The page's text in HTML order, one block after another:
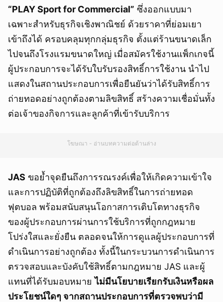
“PLAY Sport for Commercial” ซึ่งออกแบบมา
เฉพาะสำหรับธุรกิจเชิงพาณิชย์ ด้วยราคาที่ย่อมเยา
เข้าถึงได้ ครอบคลุมทุกกลุ่มธุรกิจ ตั้งแต่ร้านขนาดเล็ก
ไปจนถึงโรงแรมขนาดใหญ่ เมื่อสมัครใช้งานแพ็กเกจนี้
ผู้ประกอบการจะได้รับใบรับรองสิทธิ์การใช้งาน นำไป
แสดงในสถานประกอบการเพื่อยืนยันว่าได้รับสิทธิ์การ
ถ่ายทอดอย่างถูกต้องตามลิขสิทธิ์ สร้างความเชื่อมั่นทั้ง
ต่อเจ้าของกิจการและลูกค้าที่เข้ารับบริการ
โฆษณา - อ่านบทความต่อด้านล่าง
JAS ขอย้ำจุดยืนถึงการรณรงค์เพื่อให้เกิดความเข้าใจ
และการปฏิบัติที่ถูกต้องถึงลิขสิทธิ์ในการถ่ายทอด
ฟุตบอล พร้อมสนับสนุนโอกาสการเติบโตทางธุรกิจ
ของผู้ประกอบการผ่านการใช้บริการที่ถูกกฎหมาย
โปร่งใสและยั่งยืน ตลอดจนให้การดูแลผู้ประกอบการที่
ดำเนินการอย่างถูกต้อง ทั้งนี้ในกระบวนการดำเนินการ
ตรวจสอบและบังคับใช้สิทธิ์ตามกฎหมาย JAS และผู้
แทนที่ได้รับมอบหมายไม่มีนโยบายเรียกรับเงินหรือผล
ประโยชน์ใดๆ จากสถานประกอบการที่ตรวจพบว่ามี